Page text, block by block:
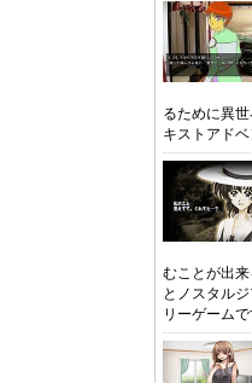
るために異
キストアド
むことが出
とノスタル
リーゲーム